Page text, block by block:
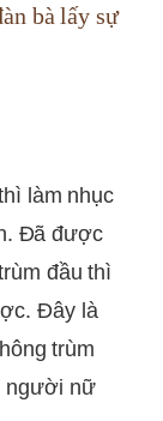
bà lấy sự
làm nhục
Đã được
đầu thì
Đây là
trùm
người nữ